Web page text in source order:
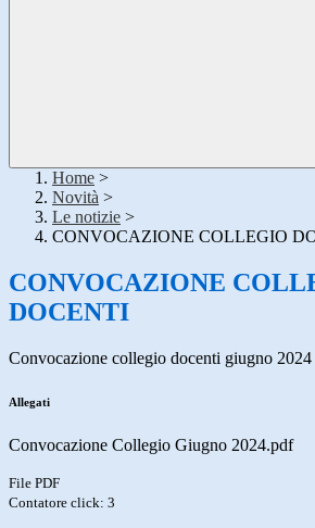
Home >
Novità >
Le notizie >
CONVOCAZIONE COLLEGIO
CONVOCAZIONE
DOCENTI
Convocazione collegio docenti giugno 2024
Allegati
Convocazione Collegio Giugno 2024.pdf
File PDF
Contatore click: 3